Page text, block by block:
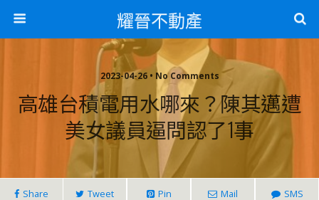
耀晉不動產
2023-04-26 • No Comments
高雄台積電用水哪來？陳其邁遭
美女議員逼問認了1事
Share Tweet Pin Mail SMS